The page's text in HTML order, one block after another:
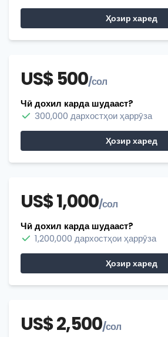
Ҳозир харед
US$ 500/сол
Чӣ дохил карда шудааст?
300,000 дархостҳои ҳаррӯза
Ҳозир харед
US$ 1,000/сол
Чӣ дохил карда шудааст?
1,200,000 дархостҳои ҳаррӯза
Ҳозир харед
US$ 2,500/сол